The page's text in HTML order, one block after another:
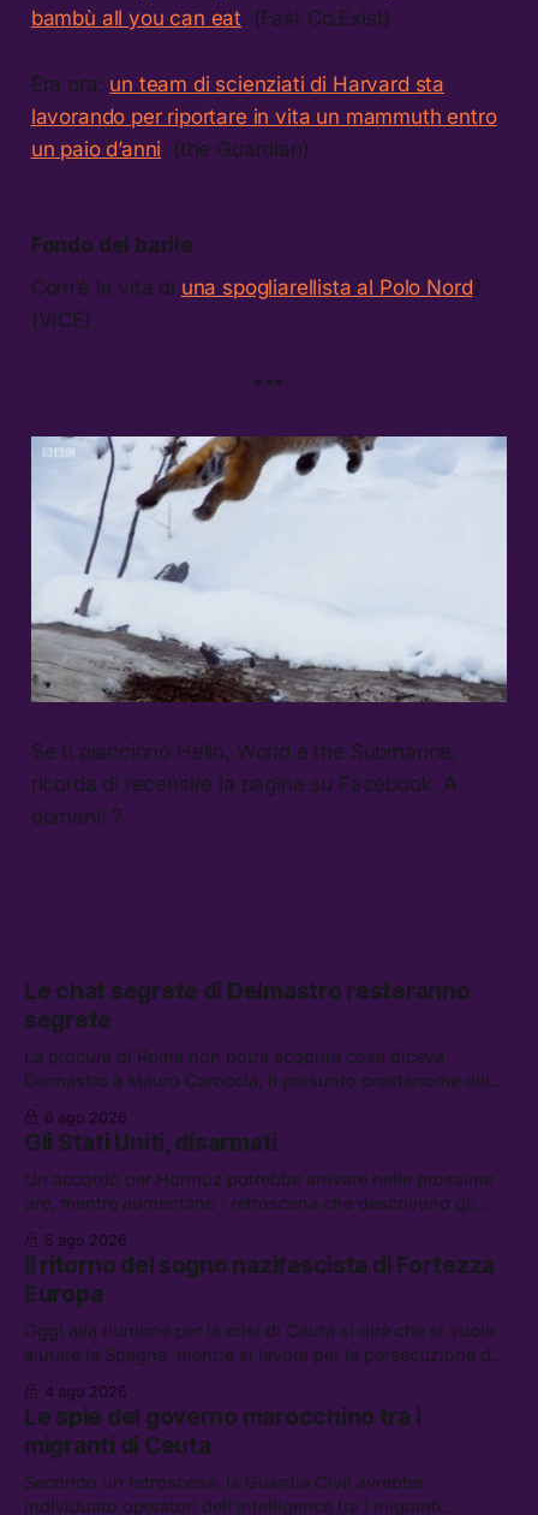
bambù all you can eat. (Fast Co.Exist)
Era ora: un team di scienziati di Harvard sta
lavorando per riportare in vita un mammuth entro
un paio d’anni. (the Guardian)
Fondo del barile
Com’è la vita di una spogliarellista al Polo Nord?
(VICE)
***
Se ti piacciono Hello, World e the Submarine,
ricorda di recensire la pagina su Facebook. A
domani! ?
Le chat segrete di Delmastro resteranno
segrete
La procura di Roma non potrà scoprire cosa diceva
Delmastro a Mauro Caroccia, il presunto prestanome del
clan Senese. Tra le altre notizie: le IDF hanno ripreso gli
attacchi in Libano, il governo chiederà 36 miliardi di
flessibilità in armi e energia, e Grokipedia è già stata
abbandonata
6 ago 2026
Gli Stati Uniti, disarmati
Un accordo per Hormuz potrebbe arrivare nelle prossime
ore, mentre aumentano i retroscena che descrivono gli
Stati Uniti come disarmati. Tra le altre notizie: le storie di
chi aspetta i dispersi di Ceuta, il boom dei carburanti
diluiti, e quanti attivisti anti data center sono stati arrestati
5 ago 2026
Il ritorno del sogno nazifascista di Fortezza
Europa
Oggi alla riunione per la crisi di Ceuta si dirà che si vuole
aiutare la Spagna, mentre si lavora per la persecuzione dei
migranti. Tra le altre notizie: l’esplosione di aborti
spontanei a Gaza, un giovane di 19 anni è morto sotto il
sole per raccogliere pomodori, e cosa dice l’AI Act europeo
4 ago 2026
Le spie del governo marocchino tra i
migranti di Ceuta
Secondo un retroscena, la Guardia Civil avrebbe
individuato operatori dell’intelligence tra i migranti